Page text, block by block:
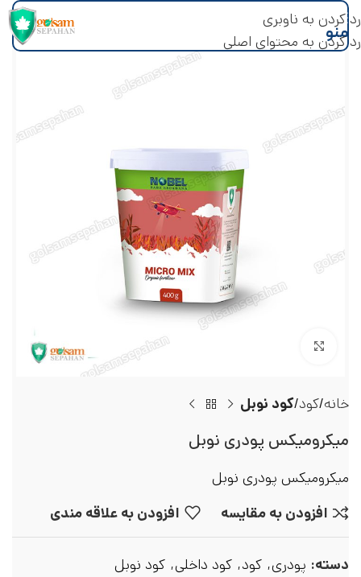
رد کردن به ناوبری
رد کردن به محتوای اصلی
منو
خانه کود کود نوبل
میکرومیکس پودری نوبل
میکرومیکس پودری نوبل
افزودن به مقایسه
افزودن به علاقه مندی
دسته: پودری, کود, کود داخلی, کود نوبل